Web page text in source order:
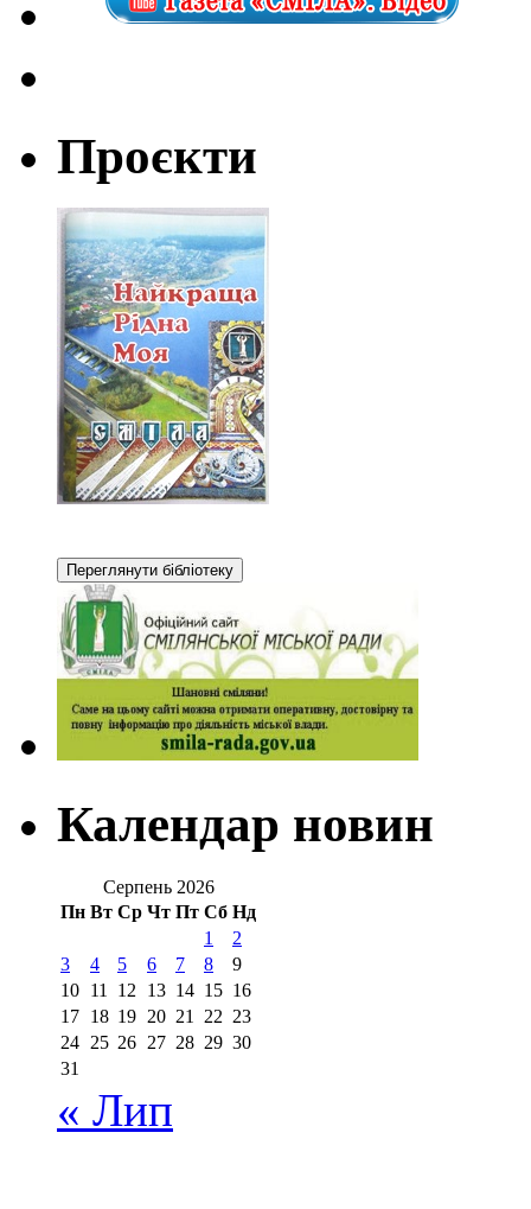
Проєкти
Календар новин
Серпень 2026
Пн Вт Ср Чт Пт Сб Нд
1
2
3
4 5 6 7 8
9
10 11 12 13 14 15 16
17 18 19 20 21 22 23
24 25 26 27 28 29 30
31
« Лип